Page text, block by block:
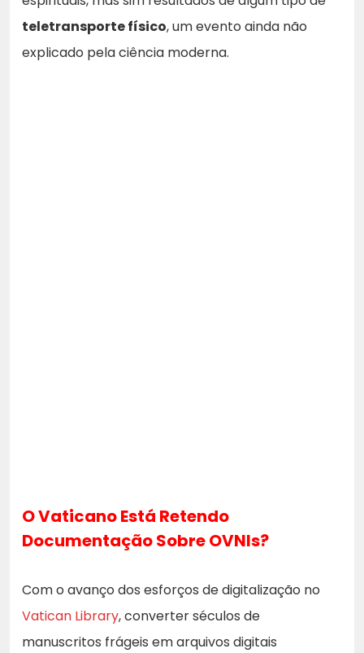
teletransporte físico, um evento ainda não
explicado pela ciência moderna.
O Vaticano Está Retendo
Documentação Sobre OVNIs?
Com o avanço dos esforços de digitalização no
Vatican Library, converter séculos de
manuscritos frágeis em arquivos digitais